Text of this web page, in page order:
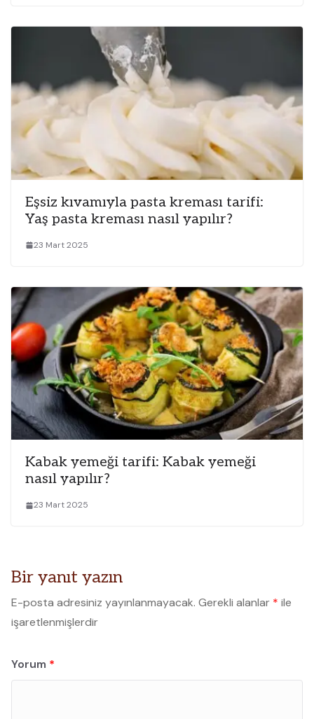
Eşsiz kıvamıyla pasta kreması tarifi:
Yaş pasta kreması nasıl yapılır?
23 Mart 2025
Kabak yemeği tarifi: Kabak yemeği
nasıl yapılır?
23 Mart 2025
Bir yanıt yazın
E-posta adresiniz yayınlanmayacak. Gerekli alanlar * ile
işaretlenmişlerdir
Yorum *